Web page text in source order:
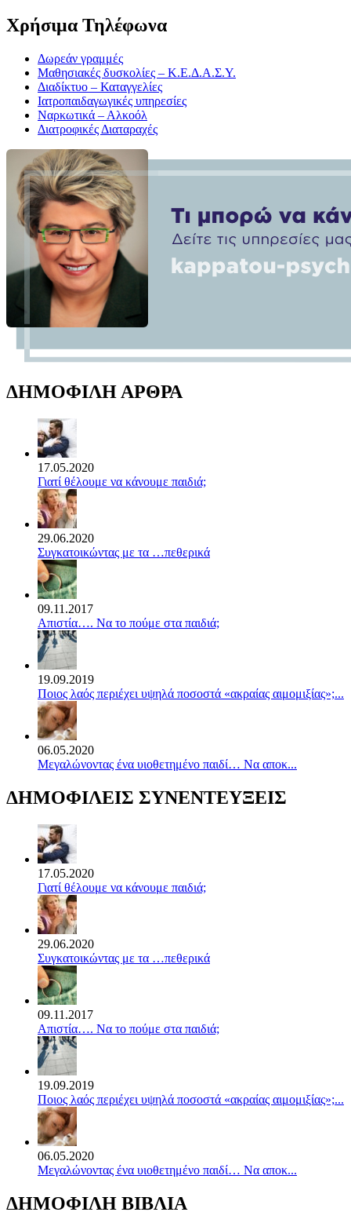
Χρήσιμα Τηλέφωνα
Δωρεάν γραμμές
Μαθησιακές δυσκολίες – Κ.Ε.Δ.Α.Σ.Υ.
Διαδίκτυο – Καταγγελίες
Ιατροπαιδαγωγικές υπηρεσίες
Ναρκωτικά – Αλκοόλ
Διατροφικές Διαταραχές
ΔΗΜΟΦΙΛΗ ΑΡΘΡΑ
17.05.2020
Γιατί θέλουμε να κάνουμε παιδιά;
29.06.2020
Συγκατοικώντας με τα …πεθερικά
09.11.2017
Απιστία…. Να το πούμε στα παιδιά;
19.09.2019
Ποιος λαός περιέχει υψηλά ποσοστά «ακραίας αιμομιξίας»;...
06.05.2020
Mεγαλώνοντας ένα υιοθετημένο παιδί… Να αποκ...
ΔΗΜΟΦΙΛΕΙΣ ΣΥΝΕΝΤΕΥΞΕΙΣ
17.05.2020
Γιατί θέλουμε να κάνουμε παιδιά;
29.06.2020
Συγκατοικώντας με τα …πεθερικά
09.11.2017
Απιστία…. Να το πούμε στα παιδιά;
19.09.2019
Ποιος λαός περιέχει υψηλά ποσοστά «ακραίας αιμομιξίας»;...
06.05.2020
Mεγαλώνοντας ένα υιοθετημένο παιδί… Να αποκ...
ΔΗΜΟΦΙΛΗ ΒΙΒΛΙΑ